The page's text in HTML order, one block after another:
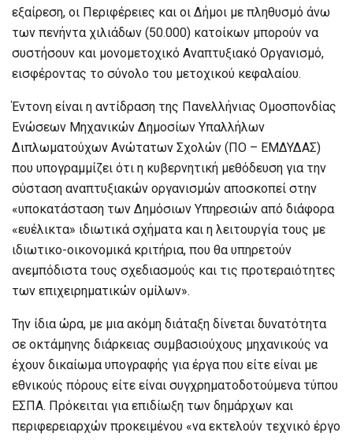
εξαίρεση, οι Περιφέρειες και οι Δήμοι με πληθυσμό άνω
των πενήντα χιλιάδων (50.000) κατοίκων μπορούν να
συστήσουν και μονομετοχικό Αναπτυξιακό Οργανισμό,
εισφέροντας το σύνολο του μετοχικού κεφαλαίου.
Έντονη είναι η αντίδραση της Πανελλήνιας Ομοσπονδίας
Ενώσεων Μηχανικών Δημοσίων Υπαλλήλων
Διπλωματούχων Ανώτατων Σχολών (ΠΟ – ΕΜΔΥΔΑΣ)
που υπογραμμίζει ότι η κυβερνητική μεθόδευση για την
σύσταση αναπτυξιακών οργανισμών αποσκοπεί στην
«υποκατάσταση των Δημόσιων Υπηρεσιών από διάφορα
«ευέλικτα» ιδιωτικά σχήματα και η λειτουργία τους με
ιδιωτικο-οικονομικά κριτήρια, που θα υπηρετούν
ανεμπόδιστα τους σχεδιασμούς και τις προτεραιότητες
των επιχειρηματικών ομίλων».
Την ίδια ώρα, με μια ακόμη διάταξη δίνεται δυνατότητα
σε οκτάμηνης διάρκειας συμβασιούχους μηχανικούς να
έχουν δικαίωμα υπογραφής για έργα που είτε είναι με
εθνικούς πόρους είτε είναι συγχρηματοδοτούμενα τύπου
ΕΣΠΑ. Πρόκειται για επιδίωξη των δημάρχων και
περιφερειαρχών προκειμένου «να εκτελούν τεχνικό έργο